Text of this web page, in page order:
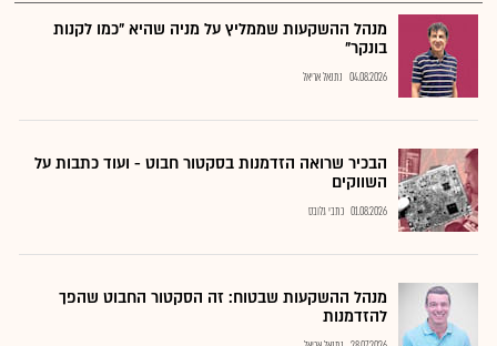
מנהל ההשקעות שממליץ על מניה שהיא "כמו לקנות
בונקר"
04.08.2026 נתנאל אריאל
הבכיר שרואה הזדמנות בסקטור חבוט - ועוד כתבות על
השווקים
01.08.2026 כתבי גלובס
מנהל ההשקעות שבטוח: זה הסקטור החבוט שהפך
להזדמנות